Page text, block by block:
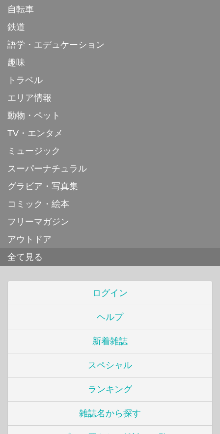
自転車
鉄道
語学・エデュケーション
趣味
トラベル
エリア情報
動物・ペット
TV・エンタメ
ミュージック
スーパーナチュラル
グラビア・写真集
コミック・絵本
フリーマガジン
アウトドア
全て見る
ログイン
ヘルプ
新着雑誌
スペシャル
ランキング
雑誌名から探す